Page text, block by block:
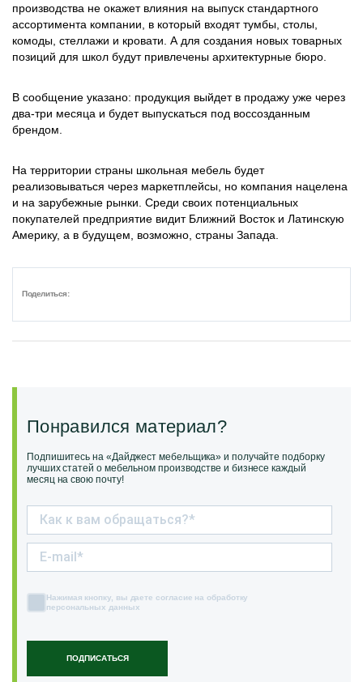
производства не окажет влияния на выпуск стандартного
ассортимента компании, в который входят тумбы, столы,
комоды, стеллажи и кровати. А для создания новых товарных
позиций для школ будут привлечены архитектурные бюро.
В сообщение указано: продукция выйдет в продажу уже через
два-три месяца и будет выпускаться под воссозданным
брендом.
На территории страны школьная мебель будет
реализовываться через маркетплейсы, но компания нацелена
и на зарубежные рынки. Среди своих потенциальных
покупателей предприятие видит Ближний Восток и Латинскую
Америку, а в будущем, возможно, страны Запада.
Поделиться:
Понравился материал?
Подпишитесь на «Дайджест мебельщика» и получайте подборку
лучших статей о мебельном производстве и бизнесе каждый
месяц на свою почту!
ПОДПИСАТЬСЯ
Нажимая кнопку, вы даете согласие на обработку
персональных данных